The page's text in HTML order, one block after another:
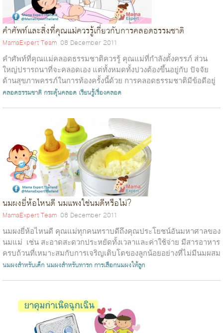
คำศัพท์และสิ่งที่คุณแม่ควรรู้เกี่ยวกับการคลอดธรรมชาติ
MamaExpert Team 08 December 2011
คำศัพท์ที่คุณแม่คลอดธรรมชาติควรรู้ คุณแม่ที่กำลังตั้งครรภ์ ส่วน
ใหญ่ปรารถนาที่จะคลอดเอง แต่ทั้งหมดทั้งปวงต้องขึ้นอยู่กับ ปัจจัย
ด้านสุขภาพครรภ์ในการท้องครั้งนี้ด้วย การคลอดธรรมชาติมีข้อดีอยู่
หลายข้อ...
คลอดธรรมชาติ กระตุ้นคลอด เรียนรู้เรื่องคลอด
นมผงยี่ห้อไหนดี นมแพงใช่นมดีหรือไม่?
MamaExpert Team 08 December 2011
นมผงยี่ห้อไหนดี คุณแม่ทุกคนทราบดีถึงคุณประโยชน์อันมหาศาลของ
นมแม่ เช่น สะอาดสะดวกประหยัดทั้งเวลาและค่าใช้จ่าย มีสารอาหาร
ครบถ้วนที่เหมาะสมกับการเจริญเติบโตของลูกน้อยอย่างที่ไม่มีนมผสม
ชนิ...
นมผงสำหรับเด็กนมผงสำหรับทารก การเลือกนมผงให้ลูก